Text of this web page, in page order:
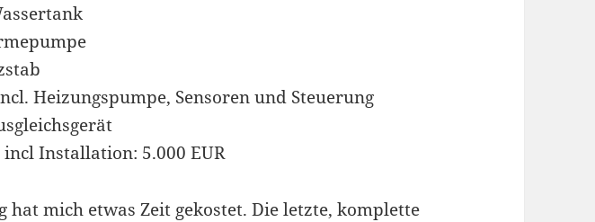
Heizungspumpe, Sensoren und Steuerung
incl Installation: 5.000 EUR
hat mich etwas Zeit gekostet. Die letzte, komplette